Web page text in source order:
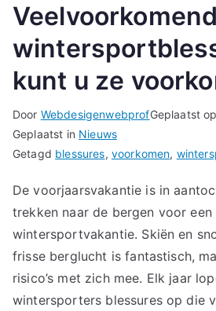
kunt u ze
Door WebdesigenwebprofGeplaatst op
Geplaatst in Nieuws
Getagd blessures, voorkomen,
De voorjaarsvakantie is in
trekken naar de bergen voor een
wintersportvakantie. Skiën en
frisse berglucht is fantastisch,
risico’s met zich mee. Elk jaar
wintersporters blessures op die